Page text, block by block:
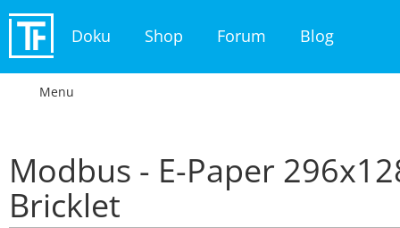
Doku Shop Forum Blog
Menu
Modbus - E-Paper
Bricklet